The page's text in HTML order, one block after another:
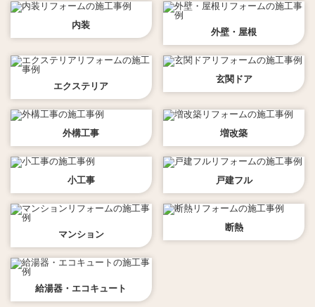
内装
外壁・屋根
エクステリア
玄関ドア
外構工事 増改築
小工事 戸建フル
マンション
断熱
給湯器・エコキュート